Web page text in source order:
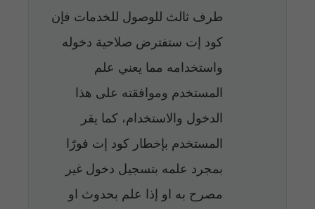
طرف ثالث للوصول للخدمات فإن
كود إت ستفترض صلاحية دخوله
واستخدامه مما يعني علم
المستخدم وموافقته على هذا
الدخول والاستخدام، كما يقر
المستخدم بإخطار كود إت فورًا
بمجرد علمه بتسجيل دخول غير
مصرح به او إذا علم بحدوث او